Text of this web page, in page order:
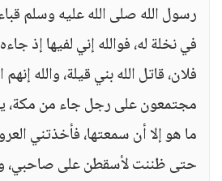
رسول الله صلى الله عليه وسلم
في نخلة له، فوالله إني لفيها إذ
فلان، قاتل الله بني قيلة، والله إنهم
مجتمعون على رجل جاء من مكة،
ما هو إلا أن سمعتها، فأخذتني
حتى ظننت لأسقطن على صاحبي،